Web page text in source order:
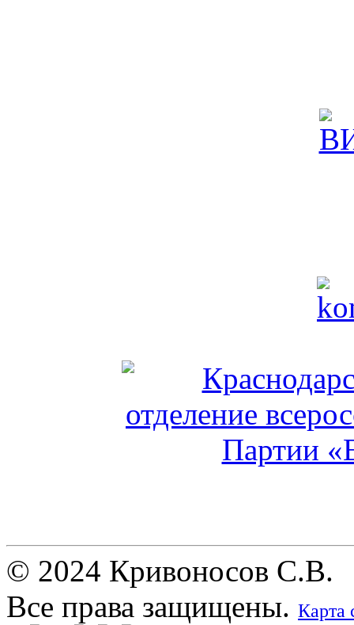
© 2024 Кривоносов С.В.
Все права защищены. Карта